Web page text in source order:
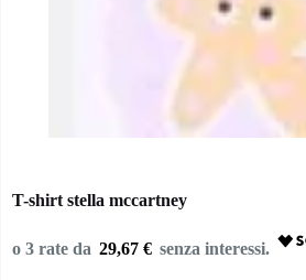
T-shirt stella mccartney
29,67 €